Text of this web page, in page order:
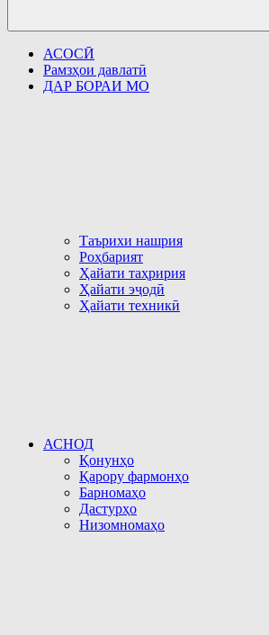
АСОСӢ
Рамзҳои давлатӣ
ДАР БОРАИ МО
Таърихи нашрия
Роҳбарият
Ҳайати таҳририя
Ҳайати эҷодӣ
Ҳайати техникӣ
АСНОД
Қонунҳо
Қарору фармонҳо
Барномаҳо
Дастурҳо
Низомномаҳо